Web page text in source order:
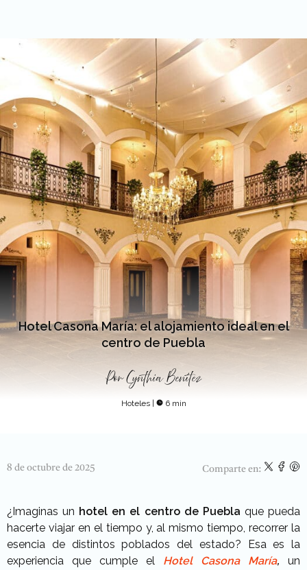
Hotel Casona María: el alojamiento ideal en el
centro de Puebla
PorCynthia Benítez
Hoteles 6 min
8 de octubre de 2025 Comparte en:
¿Imaginas un hotel en el centro de Puebla que pueda
hacerte viajar en el tiempo y, al mismo tiempo, recorrer la
esencia de distintos poblados del estado? Esa es la
experiencia que cumple el Hotel Casona María, un